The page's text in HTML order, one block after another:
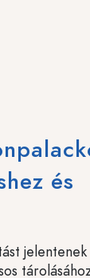
és
jelentenek